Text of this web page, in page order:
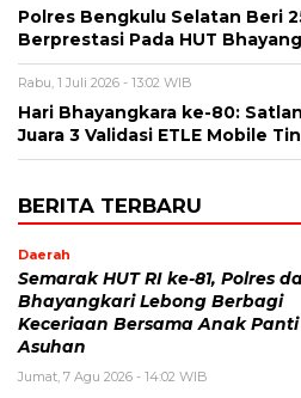
Polres Bengkulu Selatan Beri
Berprestasi Pada HUT
Rabu, 1 Juli 2026 - 13:02 WIB
Hari Bhayangkara ke-80:
Juara 3 Validasi ETLE Mobile
BERITA TERBARU
Daerah
Semarak HUT RI ke-81, Polres
Bhayangkari Lebong Berbagi
Keceriaan Bersama Anak Panti
Asuhan
Jumat, 7 Agu 2026 - 14:02 WIB